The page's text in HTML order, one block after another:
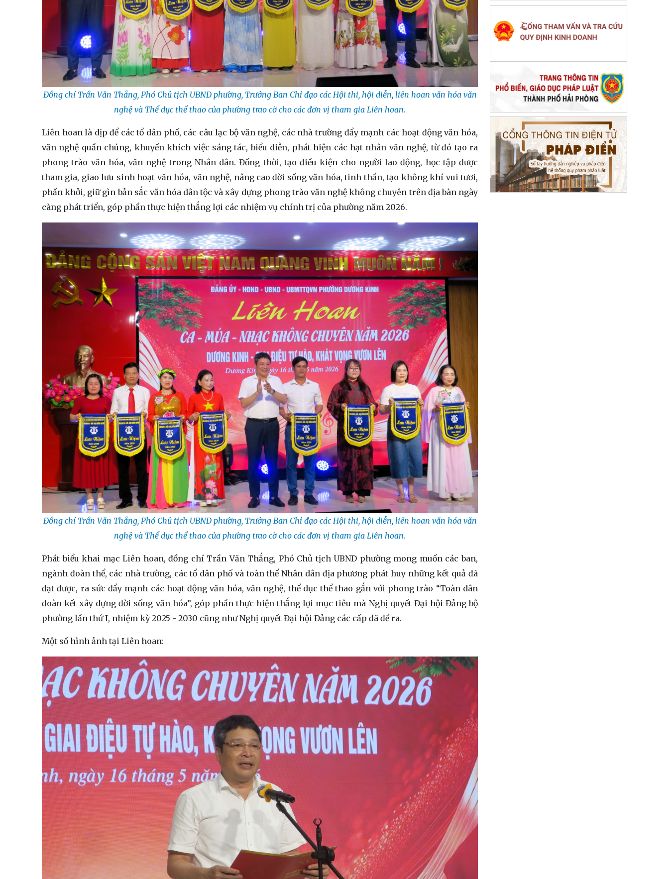
Đồng chí Trần Văn Thắng, Phó Chủ tịch UBND phường, Trưởng Ban Chỉ đạo các Hội thi, hội diễn, liên hoan văn hóa văn
nghệ và Thể dục thể thao của phường trao cờ cho các đơn vị tham gia Liên hoan.
Liên hoan là dịp để các tổ dân phố, các câu lạc bộ văn nghệ, các nhà trường đẩy mạnh các hoạt động văn hóa,
văn nghệ quần chúng, khuyến khích việc sáng tác, biểu diễn, phát hiện các hạt nhân văn nghệ, từ đó tạo ra
phong trào văn hóa, văn nghệ trong Nhân dân. Đồng thời, tạo điều kiện cho người lao động, học tập được
tham gia, giao lưu sinh hoạt văn hóa, văn nghệ, nâng cao đời sống văn hóa, tinh thần, tạo không khí vui tươi,
phấn khởi, giữ gìn bản sắc văn hóa dân tộc và xây dựng phong trào văn nghệ không chuyên trên địa bàn ngày
càng phát triển, góp phần thực hiện thắng lợi các nhiệm vụ chính trị của phường năm 2026.
Đồng chí Trần Văn Thắng, Phó Chủ tịch UBND phường, Trưởng Ban Chỉ đạo các Hội thi, hội diễn, liên hoan văn hóa văn
nghệ và Thể dục thể thao của phường trao cờ cho các đơn vị tham gia Liên hoan.
Phát biểu khai mạc Liên hoan, đồng chí Trần Văn Thắng, Phó Chủ tịch UBND phường mong muốn các ban,
ngành đoàn thể, các nhà trường, các tổ dân phố và toàn thể Nhân dân địa phương phát huy những kết quả đã
đạt được, ra sức đẩy mạnh các hoạt động văn hóa, văn nghệ, thể dục thể thao gắn với phong trào “Toàn dân
đoàn kết xây dựng đời sống văn hóa”, góp phần thực hiện thắng lợi mục tiêu mà Nghị quyết Đại hội Đảng bộ
phường lần thứ I, nhiệm kỳ 2025 - 2030 cũng như Nghị quyết Đại hội Đảng các cấp đã đề ra.
Một số hình ảnh tại Liên hoan: